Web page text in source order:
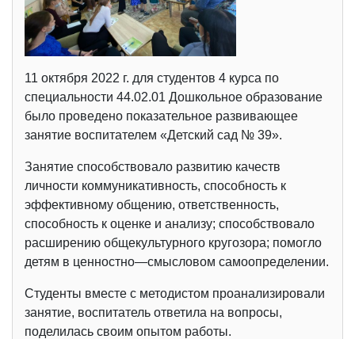
11 октября 2022 г. для студентов 4 курса по
специальности 44.02.01 Дошкольное образование
было проведено показательное развивающее
занятие воспитателем «Детский сад № 39».
Занятие способствовало развитию качеств
личности коммуникативность, способность к
эффективному общению, ответственность,
способность к оценке и анализу; способствовало
расширению общекультурного кругозора; помогло
детям в ценностно—смысловом самоопределении.
Студенты вместе с методистом проанализировали
занятие, воспитатель ответила на вопросы,
поделилась своим опытом работы.